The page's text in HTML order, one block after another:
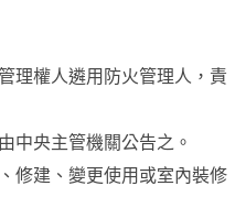
理權人遴用防火管理人，責
中央主管機關公告之。
修建、變更使用或室內裝修